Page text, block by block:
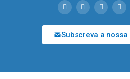
Subscreva a